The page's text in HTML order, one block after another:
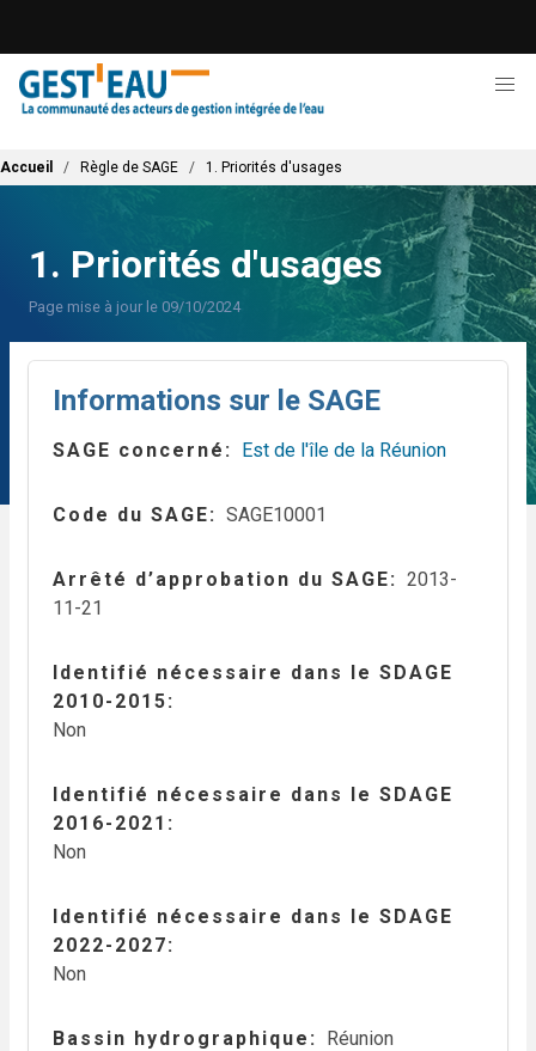
contenu
principal
Fil d'Ariane
Accueil Règle de SAGE 1. Priorités d'usages
1. Priorités d'usages
Page mise à jour le 09/10/2024
Informations sur le SAGE
SAGE concerné Est de l'île de la Réunion
Code du SAGE SAGE10001
Arrêté d’approbation du SAGE
2013-
11-21
Identifié nécessaire dans le SDAGE
2010-2015
Non
Identifié nécessaire dans le SDAGE
2016-2021
Non
Identifié nécessaire dans le SDAGE
2022-2027
Non
Bassin hydrographique Réunion